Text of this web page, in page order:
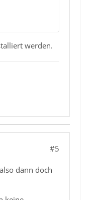
werden.
#5
dann doch